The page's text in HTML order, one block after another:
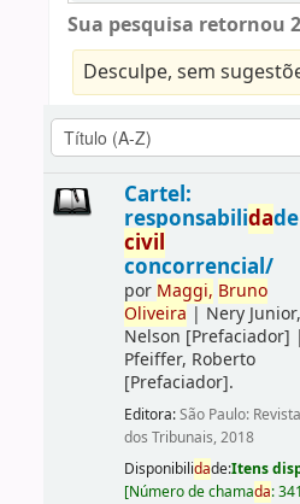
Sua pesquisa retornou
Desculpe, sem
Cartel:
responsabilidade
civil
concorrencial/
por Maggi, Bruno
Oliveira | Nery Junior,
Nelson [Prefaciador] |
Pfeiffer, Roberto
[Prefaciador].
Editora:São Paulo: Revista
dos Tribunais, 2018
Disponibilidade:Itens
[Número de chamada: